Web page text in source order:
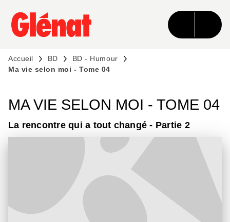
MENU RECHERCHE CONTENU
PIED DE PAGE
Accueil BD
BD - Humour
Ma vie selon moi - Tome 04
MA VIE SELON MOI - TOME 04
La rencontre qui a tout changé - Partie 2